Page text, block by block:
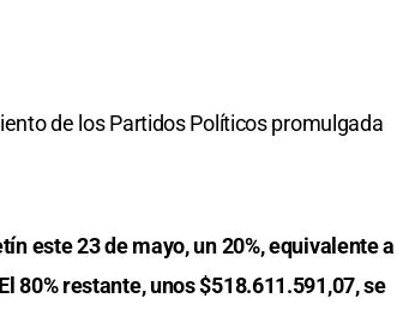
de los Partidos Políticos promulgada
este 23 de mayo, un 20%, equivalente a
80% restante, unos $518.611.591,07, se